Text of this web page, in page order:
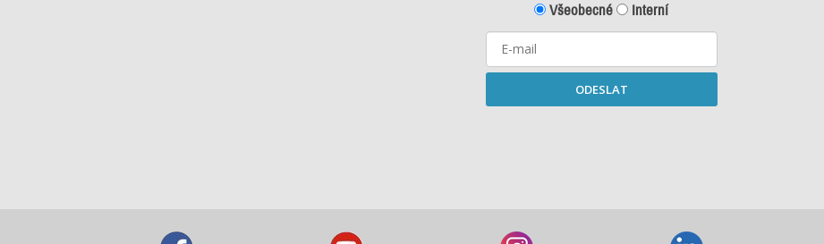
Všeobecné
Interní
ODESLAT